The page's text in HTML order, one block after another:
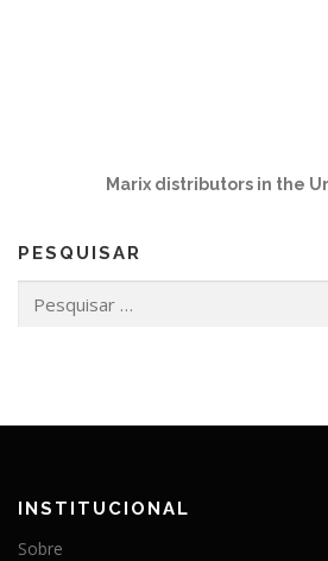
Marix distributors in the
PESQUISAR
por:
INSTITUCIONAL
Sobre